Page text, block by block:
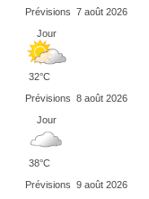
Prévisions 7 août 2026
Jour
32°C
Prévisions 8 août 2026
Jour
38°C
Prévisions 9 août 2026